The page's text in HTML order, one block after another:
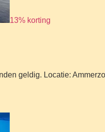
13% korting
geldig. Locatie: